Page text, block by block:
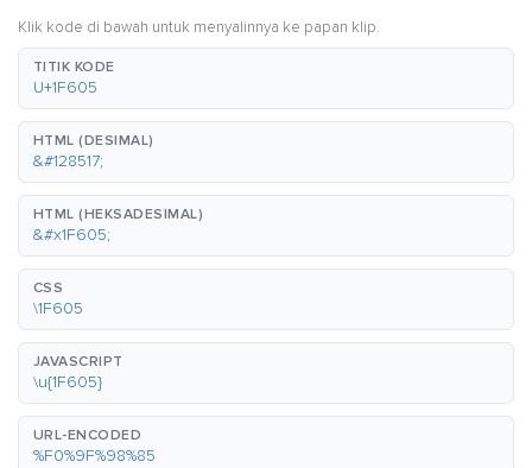
Klik kode di bawah untuk menyalinnya ke papan klip.
TITIK KODE
U+1F605
HTML (DESIMAL)
&#128517;
HTML (HEKSADESIMAL)
&#x1F605;
CSS
\1F605
JAVASCRIPT
\u{1F605}
URL-ENCODED
%F0%9F%98%85